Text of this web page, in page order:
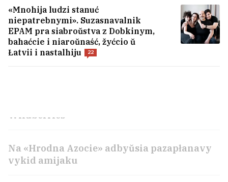
«Mnohija ludzi stanuć
niepatrebnymi». Suzasnavalnik
EPAM pra siabroŭstva z Dobkinym,
bahaćcie i niaroŭnaść, žyćcio ŭ
Łatvii i nastalhiju
22
U Vieniesuele pačalisia pieramovy pamiž
uładami i apazicyjaj
1
Tramp zajaviŭ, što Ukraina nie atrymaje
Wildberries
Na «Hrodna Azocie» adbyŭsia pazapłanavy
vykid amijaku